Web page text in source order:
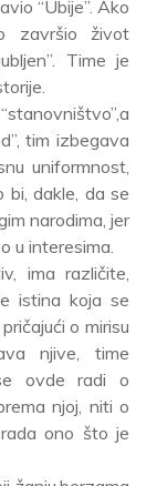
“Ubije”. Ako
završio život
Time je
tim izbegava
uniformnost,
bi, dakle, da se
narodima, jer
u interesima.
ima različite,
istina koja se
o mirisu
njive, time
ovde radi o
njoj, niti o
ono što je